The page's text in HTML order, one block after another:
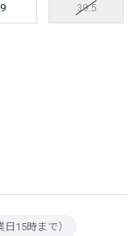
39.5
15時まで）